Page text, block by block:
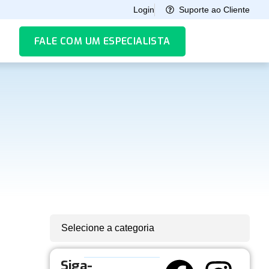
Login Suporte ao Cliente
FALE COM UM ESPECIALISTA
Selecione a categoria